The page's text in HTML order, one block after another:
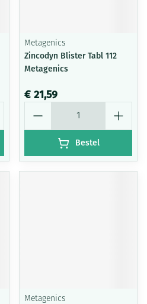
Metagenics
Zincodyn Blister Tabl 112
Metagenics
€ 21,59
Bestel
Metagenics